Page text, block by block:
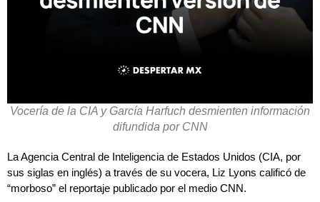
Vocería de la CIA y García Harfuch desmienten información
difundida por CNN
La Agencia Central de Inteligencia de Estados Unidos (CIA, por
sus siglas en inglés) a través de su vocera, Liz Lyons calificó de
“morboso” el reportaje publicado por el medio CNN.